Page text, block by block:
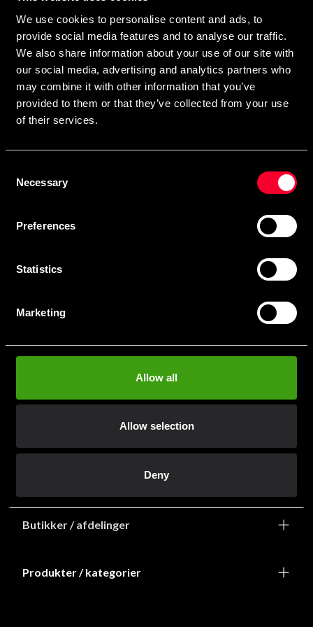
We use cookies to personalise content and ads, to
provide social media features and to analyse our traffic.
We also share information about your use of our site with
our social media, advertising and analytics partners who
may combine it with other information that you’ve
provided to them or that they’ve collected from your use
of their services.
Selection
Necessary
Preferences
Statistics
Marketing
Allow all
Allow selection
Deny
Ved at tilmelde dig vores nyhedsbrev accepterer du vores
privatlivspolitik
Kontakt os
Staffanstorpsvägen 115
MVA-nummer: SE556053342301
info@budofitness.dk
Tel:+468-673 33 50
Butikker / afdelinger
Produkter / kategorier